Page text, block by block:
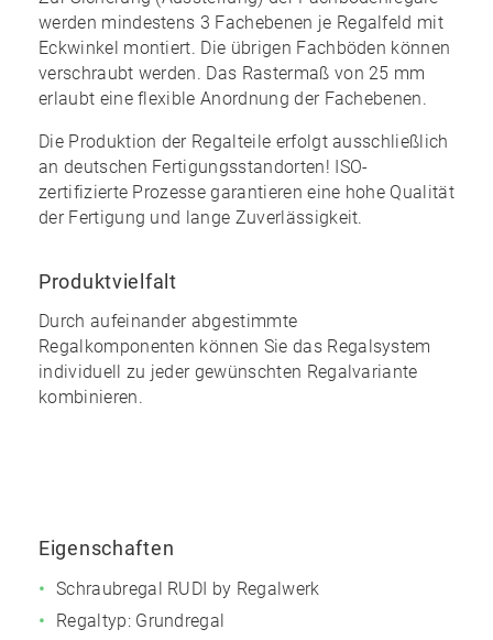
werden mindestens 3 Fachebenen je Regalfeld mit
Eckwinkel montiert. Die übrigen Fachböden können
verschraubt werden. Das Rastermaß von 25 mm
erlaubt eineflexible Anordnung der Fachebenen.
Die Produktion der Regalteile erfolgt ausschließlich
an deutschen Fertigungsstandorten! ISO-
zertifizierte Prozesse garantieren eine hohe Qualität
der Fertigung und lange Zuverlässigkeit.
Produktvielfalt
Durch aufeinander abgestimmte
Regalkomponenten können Sie das Regalsystem
individuell zu jeder gewünschten Regalvariante
kombinieren.
Eigenschaften
Schraubregal RUDI by Regalwerk
Regaltyp: Grundregal